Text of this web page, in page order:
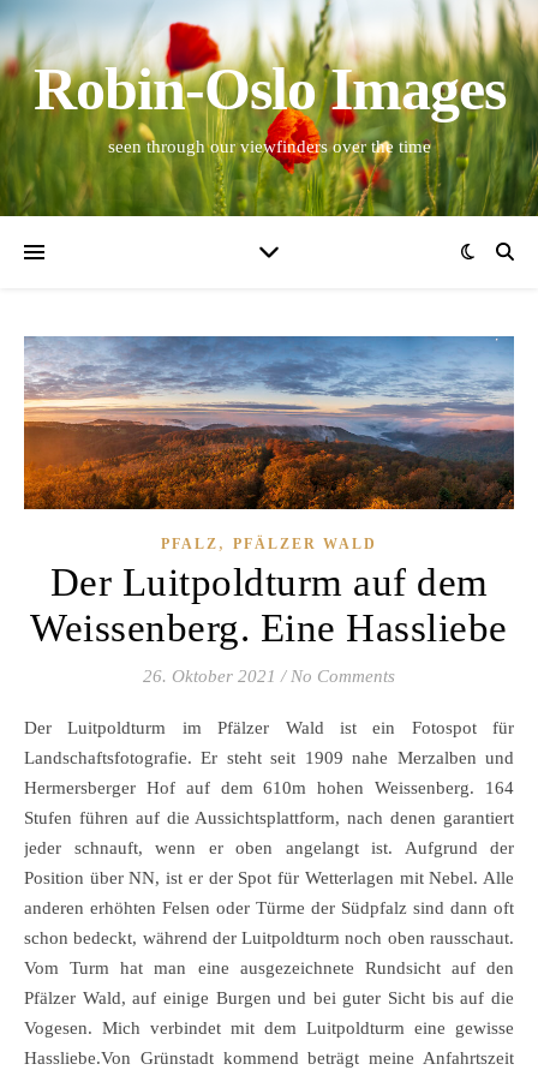
Robin-Oslo Images
seen through our viewfinders over the time
PFALZ , PFÄLZER WALD
Der Luitpoldturm auf dem
Weissenberg. Eine Hassliebe
26. Oktober 2021 / No Comments
Der Luitpoldturm im Pfälzer Wald ist ein Fotospot für
Landschaftsfotografie. Er steht seit 1909 nahe Merzalben und
Hermersberger Hof auf dem 610m hohen Weissenberg. 164
Stufen führen auf die Aussichtsplattform, nach denen garantiert
jeder schnauft, wenn er oben angelangt ist. Aufgrund der
Position über NN, ist er der Spot für Wetterlagen mit Nebel. Alle
anderen erhöhten Felsen oder Türme der Südpfalz sind dann oft
schon bedeckt, während der Luitpoldturm noch oben rausschaut.
Vom Turm hat man eine ausgezeichnete Rundsicht auf den
Pfälzer Wald, auf einige Burgen und bei guter Sicht bis auf die
Vogesen. Mich verbindet mit dem Luitpoldturm eine gewisse
Hassliebe.Von Grünstadt kommend beträgt meine Anfahrtszeit